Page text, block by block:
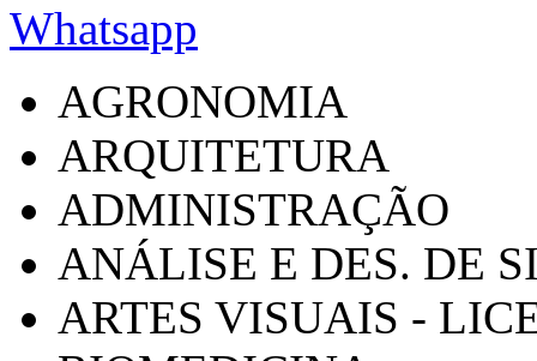
Whatsapp
AGRONOMIA
ARQUITETURA
ADMINISTRAÇÃO
ANÁLISE E DES. DE
ARTES VISUAIS -